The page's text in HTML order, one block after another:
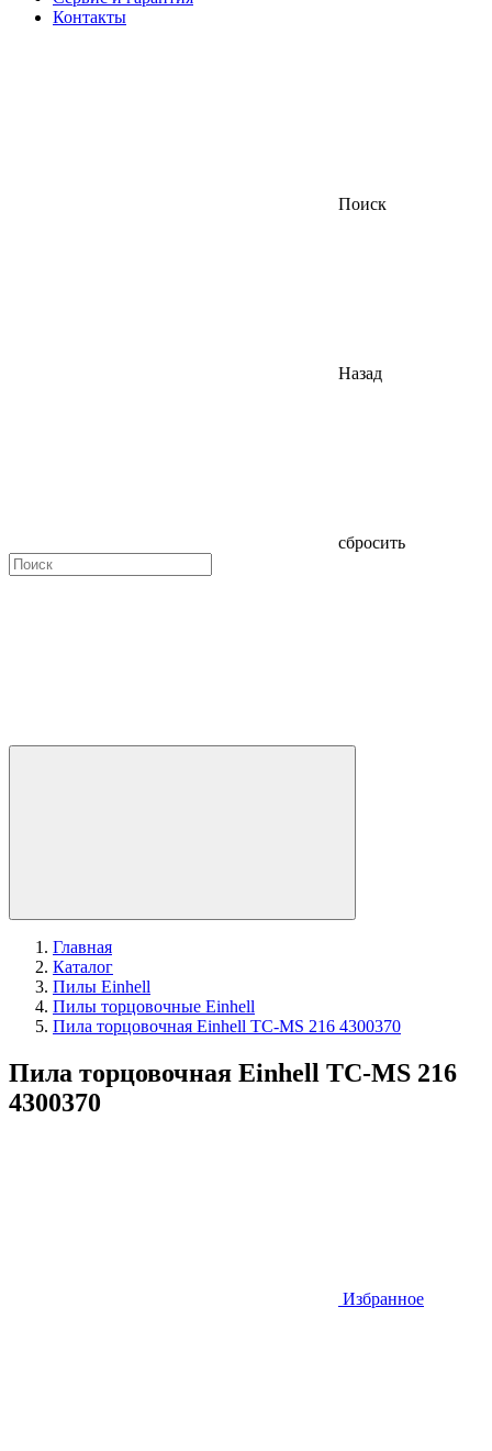
Контакты
Поиск
Назад
сбросить
Главная
Каталог
Пилы Einhell
Пилы торцовочные Einhell
Пила торцовочная Einhell TC-MS 216 4300370
Пила торцовочная Einhell TC-MS 216
4300370
Избранное